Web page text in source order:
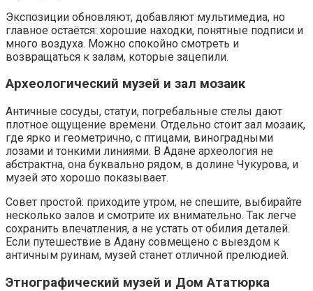
Экспозиции обновляют, добавляют мультимедиа, но
главное остаётся: хорошие находки, понятные подписи и
много воздуха. Можно спокойно смотреть и
возвращаться к залам, которые зацепили.
Археологический музей и зал мозаик
Античные сосуды, статуи, погребальные стелы дают
плотное ощущение времени. Отдельно стоит зал мозаик,
где ярко и геометрично, с птицами, виноградными
лозами и тонкими линиями. В Адане археология не
абстрактна, она буквально рядом, в долине Чукурова, и
музей это хорошо показывает.
Совет простой: приходите утром, не спешите, выбирайте
несколько залов и смотрите их внимательно. Так легче
сохранить впечатления, а не устать от обилия деталей.
Если путешествие в Адану совмещено с выездом к
античным руинам, музей станет отличной прелюдией.
Этнографический музей и Дом Ататюрка